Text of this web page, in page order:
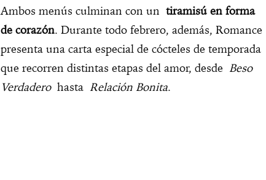
Ambos menús culminan con un tiramisú en forma
de corazón. Durante todo febrero, además, Romance
presenta una carta especial de cócteles de temporada
que recorren distintas etapas del amor, desde Beso
Verdaderohasta Relación Bonita.